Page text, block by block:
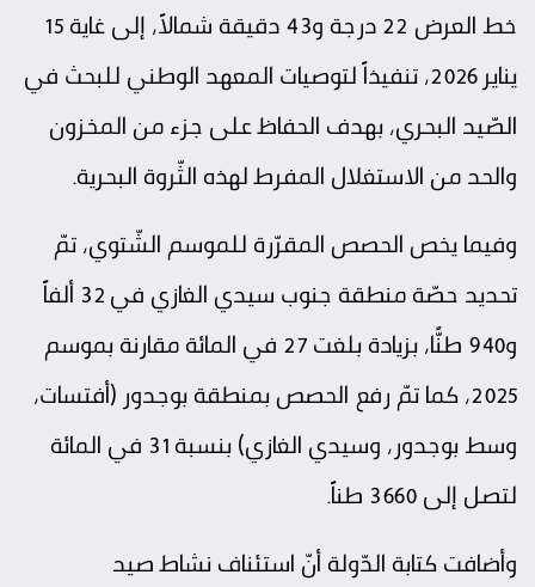
خط العرض 22 درجة و43 دقيقة شمالاً، إلى غاية 15
يناير 2026، تنفيذاً لتوصيات المعهد الوطني للبحث في
الصّيد البحري، بهدف الحفاظ على جزء من المخزون
والحد من الاستغلال المفرط لهذه الثّروة البحرية.
وفيما يخص الحصص المقرّرة للموسم الشّتوي، تمّ
تحديد حصّة منطقة جنوب سيدي الغازي في 32 ألفاً
و940 طنًّا، بزيادة بلغت 27 في المائة مقارنة بموسم
2025، كما تمّ رفع الحصص
بمنطقة بوجدور(أفتسات،
وسط بوجدور، وسيدي الغازي) بنسبة 31 في المائة
لتصل إلى 3660 طناً.
وأضافت كتابة الدّولة أنّ استئناف نشاط صيد